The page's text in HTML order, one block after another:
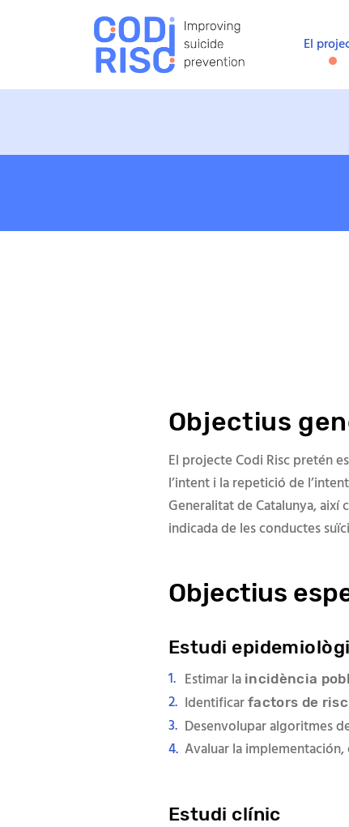
El
Objectius
El projecte Codi Risc pretén
l’intent i la repetició de
Generalitat de Catalunya,
indicada de les conductes
Objectius
Estudi
Estimar la incidència
Identificar factors de
Desenvolupar algoritmes
Avaluar la
Estudi clínic